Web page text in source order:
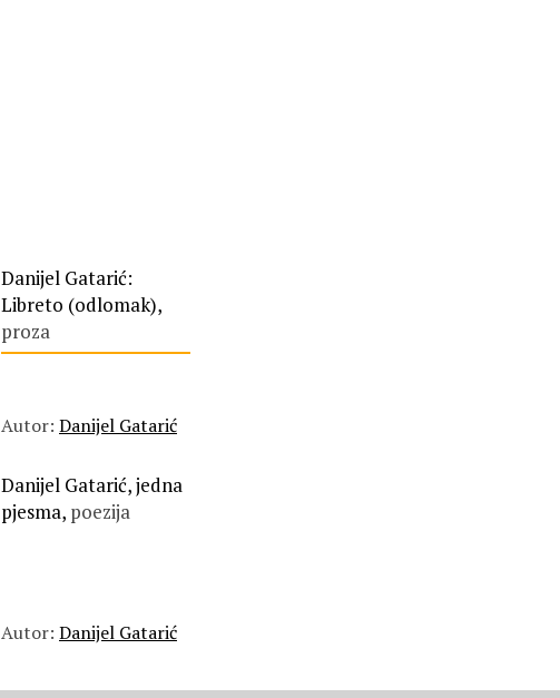
Danijel Gatarić:
Libreto (odlomak),
proza
Autor: Danijel Gatarić
Danijel Gatarić, jedna
pjesma, poezija
Autor: Danijel Gatarić